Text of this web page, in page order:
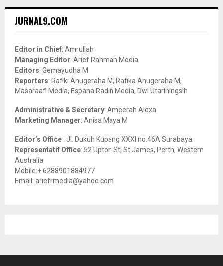
h
o
r
:
JURNAL9.COM
Editor in Chief: Amrullah
Managing Editor: Arief Rahman Media
Editors: Gemayudha M
Reporters: Rafiki Anugeraha M, Rafika Anugeraha M,
Masaraafi Media, Espana Radin Media, Dwi Utariningsih
Administrative & Secretary: Ameerah Alexa
Marketing Manager: Anisa Maya M
Editor’s Office : Jl. Dukuh Kupang XXXI no.46A Surabaya
Representatif Office: 52 Upton St, St James, Perth, Western
Australia
Mobile:+ 6288901884977
Email: ariefrmedia@yahoo.com